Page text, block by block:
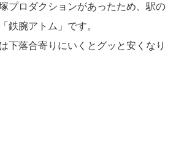
プロダクションがあったため、駅の
鉄腕アトム」です。
下落合寄りにいくとグッと安くなり